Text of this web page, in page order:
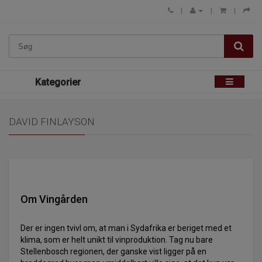
Kategorier
DAVID FINLAYSON
Om Vingården
Der er ingen tvivl om, at man i Sydafrika er beriget med et
klima, som er helt unikt til vinproduktion. Tag nu bare
Stellenbosch regionen, der ganske vist ligger på en